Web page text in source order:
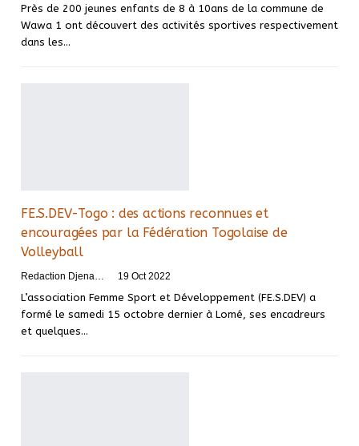
Près de 200 jeunes enfants de 8 à 10ans de la commune de
Wawa 1 ont découvert des activités sportives respectivement
dans les…
FE.S.DEV-Togo : des actions reconnues et
encouragées par la Fédération Togolaise de
Volleyball
Redaction DjenaSport 19 Oct 2022
L’association Femme Sport et Développement (FE.S.DEV) a
formé le samedi 15 octobre dernier à Lomé, ses encadreurs
et quelques…